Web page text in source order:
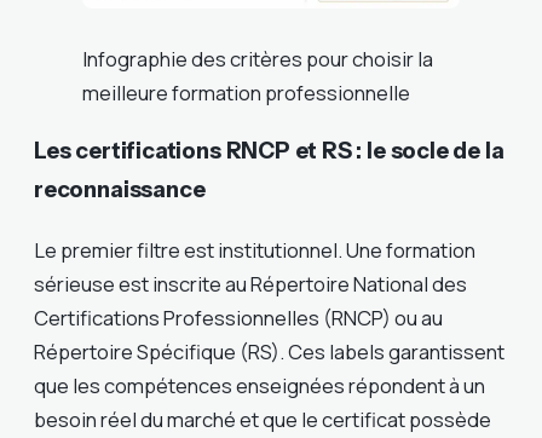
Infographie des critères pour choisir la
meilleure formation professionnelle
Les certifications RNCP et RS : le socle de la
reconnaissance
Le premier filtre est institutionnel. Une formation
sérieuse est inscrite au Répertoire National des
Certifications Professionnelles (RNCP) ou au
Répertoire Spécifique (RS). Ces labels garantissent
que les compétences enseignées répondent à un
besoin réel du marché et que le certificat possède